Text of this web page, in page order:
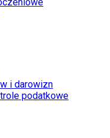
i darowizn
podatkowe